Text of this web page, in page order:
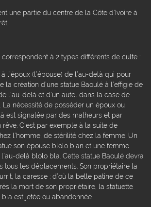
une partie du centre de la Côte d’Ivoire à
correspondent à 2 types différents de culte :
l’époux (l’épouse) de l’au-delà qui pour
la création d’une statue Baoulé à l’effigie de
l’au-delà et d’un autel dans la case de
La nécessité de posséder un époux ou
est signalée par des malheurs et par
rêve. C’est par exemple à la suite de
l’homme, de stérilité chez la femme. Un
son épouse blolo bian et une femme
delà blolo bla. Cette statue Baoulé devra
tous les déplacements. Son propriétaire la
la caresse : d’où la belle patine de ce
la mort de son propriétaire, la statuette
est jetée ou abandonnée.